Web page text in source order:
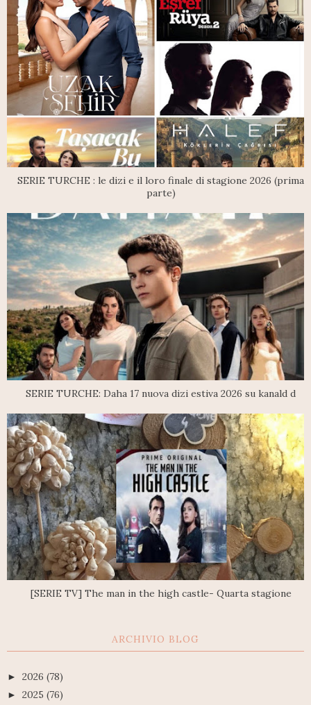
SERIE TURCHE : le dizi e il loro finale di stagione 2026 (prima
parte)
SERIE TURCHE: Daha 17 nuova dizi estiva 2026 su kanald d
[SERIE TV] The man in the high castle- Quarta stagione
ARCHIVIO BLOG
► 2026 (78)
► 2025 (76)